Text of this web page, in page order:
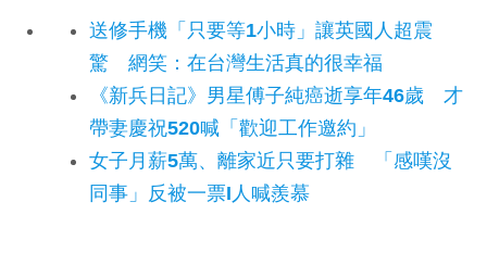
送修手機「只要等1小時」讓英國人超震
驚 網笑：在台灣生活真的很幸福
《新兵日記》男星傅子純癌逝享年46歲 才
帶妻慶祝520喊「歡迎工作邀約」
女子月薪5萬、離家近只要打雜 「感嘆沒
同事」反被一票I人喊羨慕